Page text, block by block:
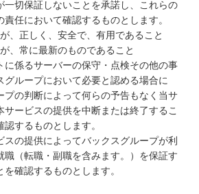
一切保証しないことを承諾し、これらの
任において確認するものとします。
、正しく、安全で、有用であること
、常に最新のものであること
に係るサーバーの保守・点検その他の事
グループにおいて必要と認める場合に
プの判断によって何らの予告もなく当サ
サービスの提供を中断または終了するこ
するものとします。
スの提供によってバックスグループが利
職（転職・副職を含みます。）を保証す
確認するものとします。